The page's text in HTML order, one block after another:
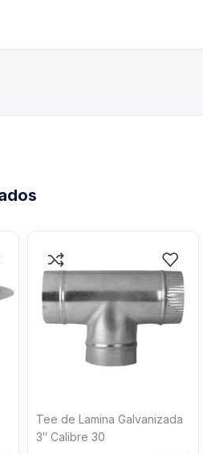
Tee de Lamina Galvanizada
3″ Calibre 30